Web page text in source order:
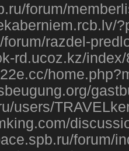
forum/
razdel-
rd.ucoz.kz/
users/
forum/